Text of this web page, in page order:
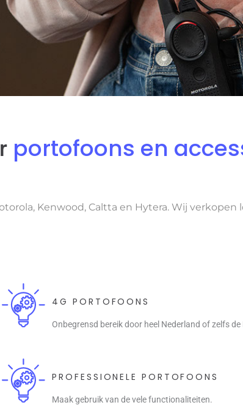
portofoons en
Kenwood, Caltta en Hytera. Wij verkopen
4G PORTOFOONS
Onbegrensd bereik door heel Nederland of zelfs de
PROFESSIONELE PORTOFOONS
Maak gebruik van de vele functionaliteiten.